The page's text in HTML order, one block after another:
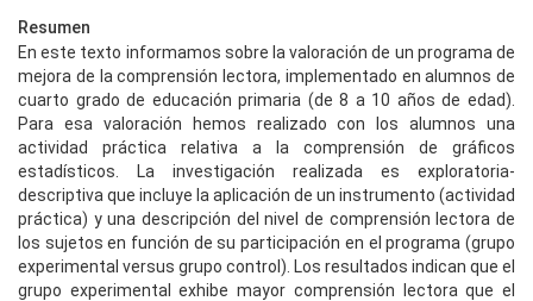
Resumen
En este texto informamos sobre la valoración de un programa de
mejora de la comprensión lectora, implementado en alumnos de
cuarto grado de educación primaria (de 8 a 10 años de edad).
Para esa valoración hemos realizado con los alumnos una
actividad práctica relativa a la comprensión de gráficos
estadísticos. La investigación realizada es exploratoria-
descriptiva que incluye la aplicación de un instrumento (actividad
práctica) y una descripción del nivel de comprensión lectora de
los sujetos en función de su participación en el programa (grupo
experimental versus grupo control). Los resultados indican que el
grupo experimental exhibe mayor comprensión lectora que el